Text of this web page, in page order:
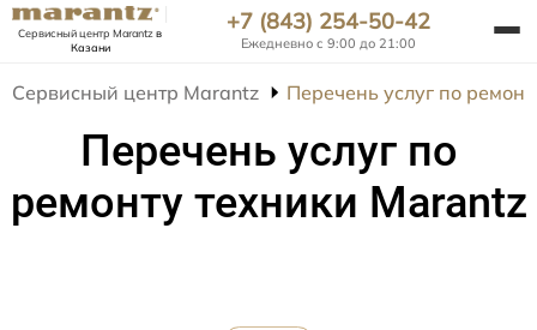
Сервисный центр Marantzв
Казани
+7 (843) 254-50-42
Ежедневно с 9:00 до 21:00
Сервисный центр Marantz Перечень услуг по
Перечень услуг по
ремонту техники Marantz